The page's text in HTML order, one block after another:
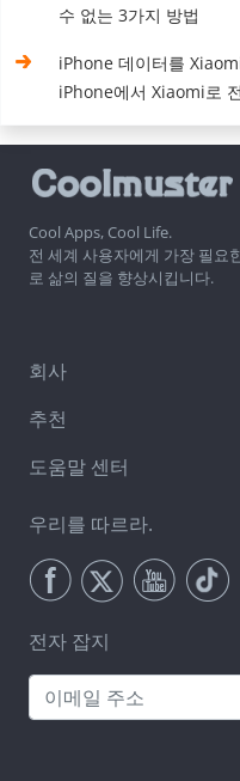
수 없는 3가지 방법
iPhone 데이터를
iPhone에서 Xiaomi로
Cool Apps, Cool Life.
전 세계 사용자에게 가장 필요
로 삶의 질을 향상시킵니다.
회사
추천
도움말 센터
우리를 따르라.
전자 잡지